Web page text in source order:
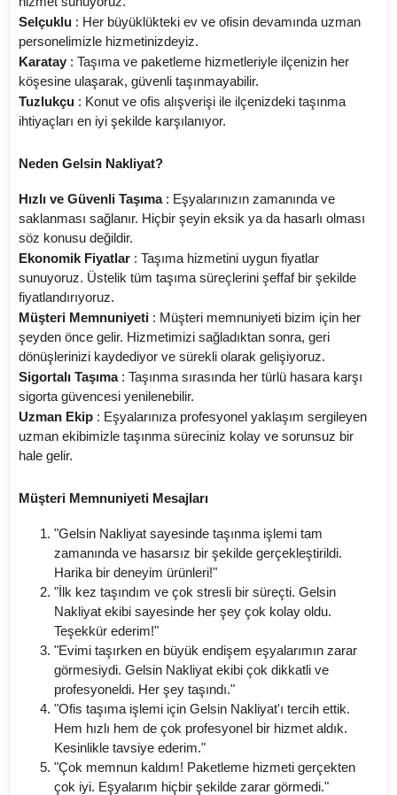
Selçuklu : Her büyüklükteki ev ve ofisin devamında uzman
personelimizle hizmetinizdeyiz.
Karatay : Taşıma ve paketleme hizmetleriyle ilçenizin her
köşesine ulaşarak, güvenli taşınmayabilir.
Tuzlukçu : Konut ve ofis alışverişi ile ilçenizdeki taşınma
ihtiyaçları en iyi şekilde karşılanıyor.
Neden Gelsin Nakliyat?
Hızlı ve Güvenli Taşıma: Eşyalarınızın zamanında ve
saklanması sağlanır. Hiçbir şeyin eksik ya da hasarlı olması
söz konusu değildir.
Ekonomik Fiyatlar : Taşıma hizmetini uygun fiyatlar
sunuyoruz. Üstelik tüm taşıma süreçlerini şeffaf bir şekilde
fiyatlandırıyoruz.
Müşteri Memnuniyeti : Müşteri memnuniyeti bizim için her
şeyden önce gelir. Hizmetimizi sağladıktan sonra, geri
dönüşlerinizi kaydediyor ve sürekli olarak gelişiyoruz.
Sigortalı Taşıma: Taşınma sırasında her türlü hasara karşı
sigorta güvencesi yenilenebilir.
Uzman Ekip : Eşyalarınıza profesyonel yaklaşım sergileyen
uzman ekibimizle taşınma süreciniz kolay ve sorunsuz bir
hale gelir.
Müşteri Memnuniyeti Mesajları
"Gelsin Nakliyat sayesinde taşınma işlemi tam
zamanında ve hasarsız bir şekilde gerçekleştirildi.
Harika bir deneyim ürünleri!"
"İlk kez taşındım ve çok stresli bir süreçti. Gelsin
Nakliyat ekibi sayesinde her şey çok kolay oldu.
Teşekkür ederim!"
"Evimi taşırken en büyük endişem eşyalarımın zarar
görmesiydi. Gelsin Nakliyat ekibi çok dikkatli ve
profesyoneldi. Her şey taşındı."
"Ofis taşıma işlemi için Gelsin Nakliyat'ı tercih ettik.
Hem hızlı hem de çok profesyonel bir hizmet aldık.
Kesinlikle tavsiye ederim."
"Çok memnun kaldım! Paketleme hizmeti gerçekten
çok iyi. Eşyalarım hiçbir şekilde zarar görmedi."